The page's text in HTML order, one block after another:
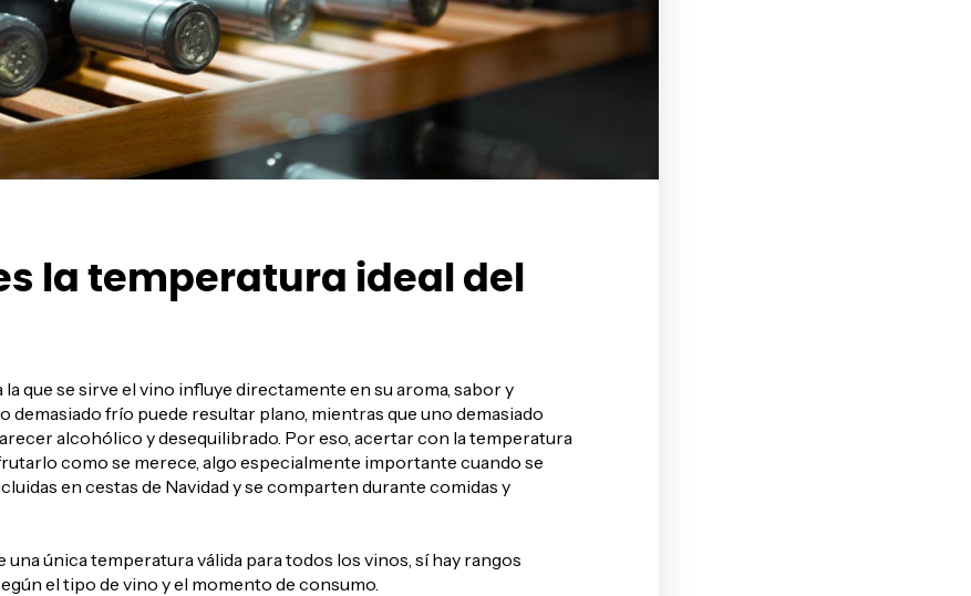
la temperatura ideal del
que se sirve el vino influye directamente en su aroma, sabor y
demasiado frío puede resultar plano, mientras que uno demasiado
alcohólico y desequilibrado. Por eso, acertar con la temperatura
como se merece, algo especialmente importante cuando se
en cestas de Navidad y se comparten durante comidas y
una única temperatura válida para todos los vinos, sí hay rangos
el tipo de vino y el momento de consumo.